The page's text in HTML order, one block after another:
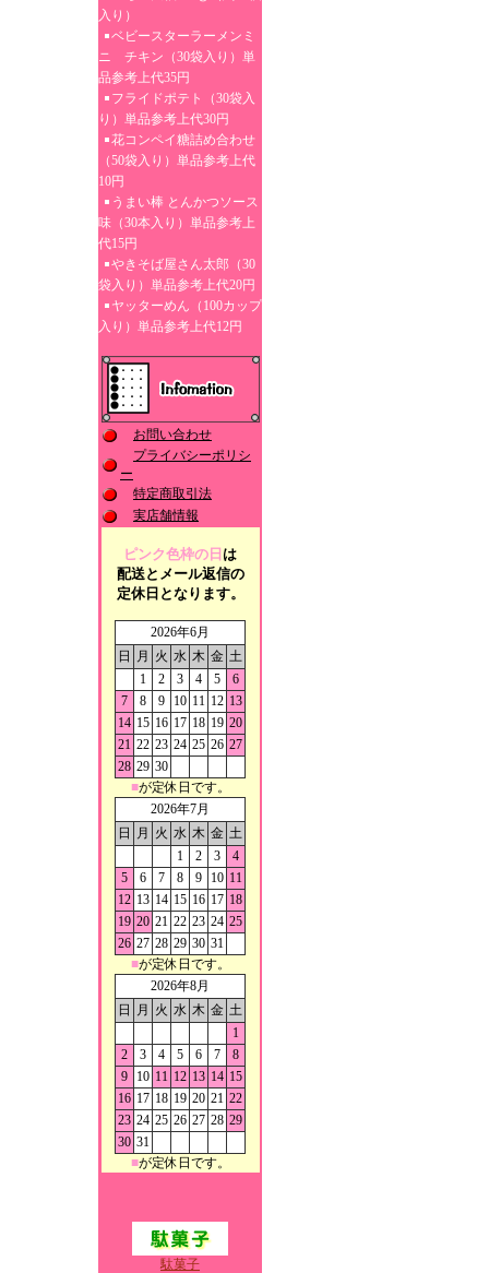
入り）
ベビースターラーメンミ
ニ チキン（30袋入り）単
品参考上代35円
フライドポテト（30袋入
り）単品参考上代30円
花コンペイ糖詰め合わせ
（50袋入り）単品参考上代
10円
うまい棒 とんかつソース
味（30本入り）単品参考上
代15円
やきそば屋さん太郎（30
袋入り）単品参考上代20円
ヤッターめん（100カップ
入り）単品参考上代12円
お問い合わせ
プライバシーポリシ
ー
特定商取引法
実店舗情報
ピンク色枠の日 は
配送とメール返信の
定休日となります。
2026年6月
日
月 火 水 木 金 土
1
2 3 4 5
6
7
8 9 10 11 12 13
14 15 16 17 18 19 20
21 22 23 24 25 26 27
28 29 30
■が定休日です。
2026年7月
日
月 火 水 木 金 土
1
2 3
4
5
6 7 8 9 10 11
12 13 14 15 16 17 18
19 20 21 22 23 24 25
26 27 28 29 30 31
■が定休日です。
2026年8月
日
月 火 水 木 金 土
1
2
3 4 5 6 7
8
9
10 11 12 13 14 15
16 17 18 19 20 21 22
23 24 25 26 27 28 29
30 31
■が定休日です。
駄菓子